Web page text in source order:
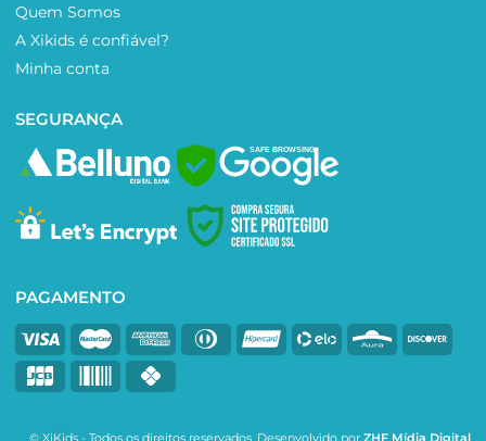
Quem Somos
A Xikids é confiável?
Minha conta
SEGURANÇA
SAFE BROWSING
PAGAMENTO